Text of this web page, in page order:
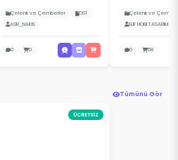
Çelenk ve Çemberler
DST
ASR_NAKIS
0 0
Çelenk ve
ELIF HOBI TASARIM
0 58
Tümünü Gör
ÜCRETSİZ